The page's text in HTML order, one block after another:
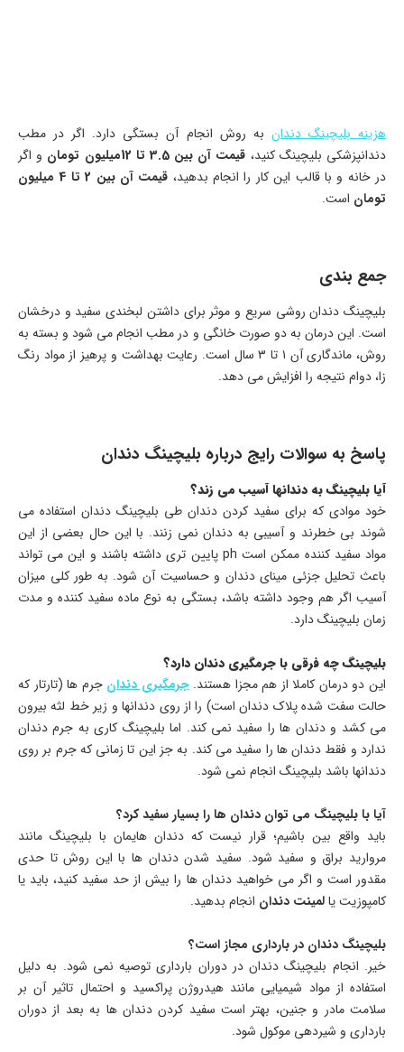
هزینه بلیچینگ دندان به روش انجام آن بستگی دارد. اگر در مطب
دندانپزشکی بلیچینگ کنید، قیمت آن بین 3.5 تا 12میلیون تومان
و اگر
در خانه و با قالب این کار را انجام بدهید،
قیمت آن بین 2 تا 4 میلیون
تومان است.
جمع بندی
بلیچینگ دندان روشی سریع و موثر برای داشتن لبخندی سفید و درخشان
است. این درمان به دو صورت خانگی و در مطب انجام می شود و بسته به
روش، ماندگاری آن ۱ تا ۳ سال است. رعایت بهداشت و پرهیز از مواد رنگ
زا، دوام نتیجه را افزایش می دهد.
پاسخ به سوالات رایج درباره بلیچینگ دندان
آیا بلیچینگ به دندانها آسیب می زند؟
خود موادی که برای سفید کردن دندان طی بلیچینگ دندان استفاده می
شوند بی خطرند و آسیبی به دندان نمی زنند. با این حال بعضی از این
مواد سفید کننده ممکن است ph پایین تری داشته باشند و این می تواند
باعث تحلیل جزئی مینای دندان و حساسیت آن شود. به طور کلی میزان
آسیب اگر هم وجود داشته باشد، بستگی به نوع ماده سفید کننده و مدت
زمان بلیچینگ دارد.
بلیچینگ چه فرقی با جرمگیری دندان دارد؟
این دو درمان کاملا از هم مجزا هستند.جرمگیری دندان جرم ها (تارتار که
حالت سفت شده پلاک دندان است) را از روی دندانها و زیر خط لثه بیرون
می کشد و دندان ها را سفید نمی کند. اما بلیچینگ کاری به جرم دندان
ندارد و فقط دندان ها را سفید می کند. به جز این تا زمانی که جرم بر روی
دندانها باشد بلیچینگ انجام نمی شود.
آیا با بلیچینگ می توان دندان ها را بسیار سفید کرد؟
باید واقع بین باشیم؛ قرار نیست که دندان هایمان با بلیچینگ مانند
مروارید براق و سفید شود. سفید شدن دندان ها با این روش تا حدی
مقدور است و اگر می خواهید دندان ها را بیش از حد سفید کنید، باید یا
کامپوزیت یالمینت دندان انجام بدهید.
بلیچینگ دندان در بارداری مجاز است؟
خیر. انجام بلیچینگ دندان در دوران بارداری توصیه نمی شود. به دلیل
استفاده از مواد شیمیایی مانند هیدروژن پراکسید و احتمال تاثیر آن بر
سلامت مادر و جنین، بهتر است سفید کردن دندان ها به بعد از دوران
بارداری و شیردهی موکول شود.